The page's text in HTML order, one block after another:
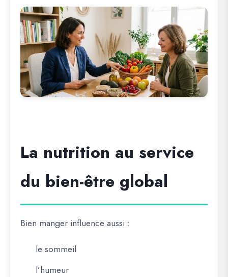
La nutrition au service
du bien-être global
Bien manger influence aussi :
le sommeil
l’humeur